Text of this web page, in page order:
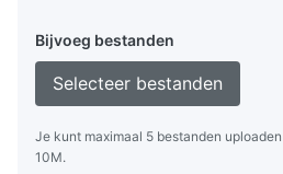
Bijvoeg bestanden
Selecteer bestanden
Je kunt maximaal 5 bestanden
10M.